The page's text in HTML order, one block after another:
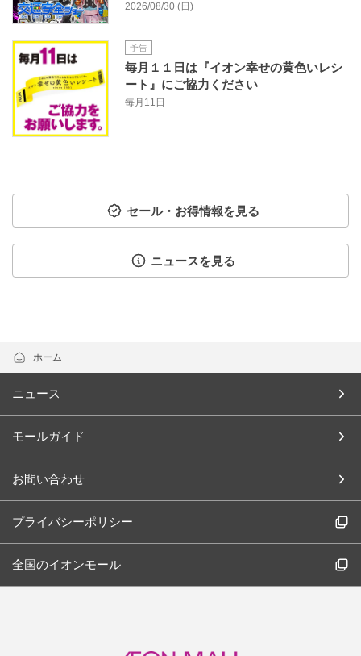
2026/08/30 (日)
予告
毎月１１日は『イオン幸せの黄色いレシ
ート』にご協力ください
毎月11日
セール・お得情報を見る
ニュースを見る
ホーム
ニュース
モールガイド
お問い合わせ
プライバシーポリシー
全国のイオンモール